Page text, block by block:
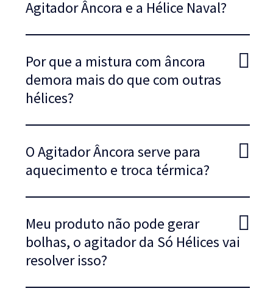
Agitador Âncora e a Hélice Naval?
Por que a mistura com âncora
demora mais do que com outras
hélices?
O Agitador Âncora serve para
aquecimento e troca térmica?
Meu produto não pode gerar
bolhas, o agitador da Só Hélices vai
resolver isso?